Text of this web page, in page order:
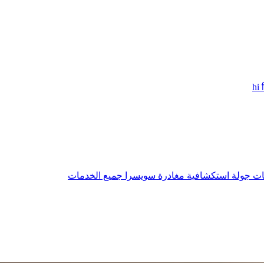
hi
جولة استكشافية مغادرة سويسرا جميع الخدمات